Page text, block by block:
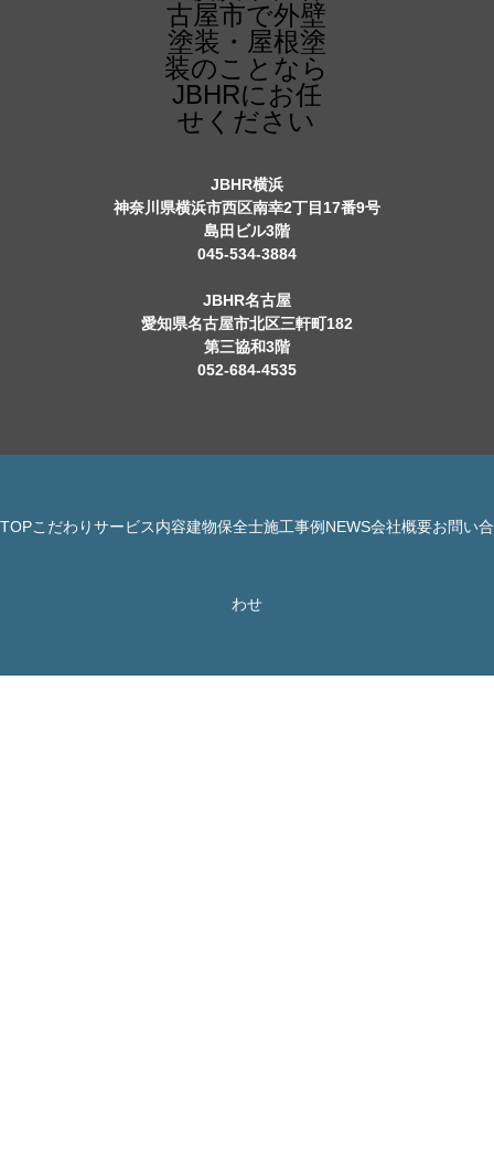
JBHR横浜
神奈川県横浜市西区南幸2丁目17番9号
島田ビル3階
045-534-3884
JBHR名古屋
愛知県名古屋市北区三軒町182
第三協和3階
052-684-4535
TOPこだわりサービス内容建物保全士施工事例 NEWS会社概要お問い合
わせ